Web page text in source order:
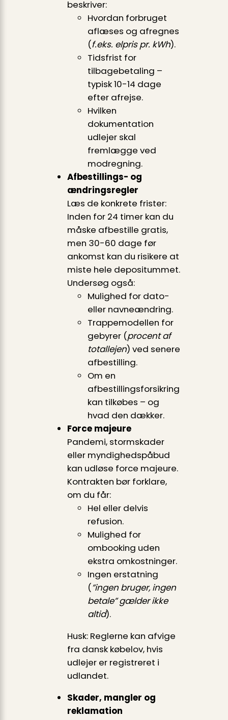
beskriver:
Hvordan forbruget
aflæses og afregnes
(f.eks. elpris pr. kWh).
Tidsfrist for
tilbagebetaling –
typisk 10-14 dage
efter afrejse.
Hvilken
dokumentation
udlejer skal
fremlægge ved
modregning.
Afbestillings- og
ændringsregler
Læs de konkrete frister:
Inden for 24 timer kan du
måske afbestille gratis,
men 30-60 dage før
ankomst kan du risikere at
miste hele depositummet.
Undersøg også:
Mulighed for dato-
eller navneændring.
Trappemodellen for
gebyrer (procent af
totallejen) ved senere
afbestilling.
Om en
afbestillingsforsikring
kan tilkøbes – og
hvad den dækker.
Force majeure
Pandemi, stormskader
eller myndighedspåbud
kan udløse force majeure.
Kontrakten bør forklare,
om du får:
Hel eller delvis
refusion.
Mulighed for
ombooking uden
ekstra omkostninger.
Ingen erstatning
(”ingen bruger, ingen
betale” gælder ikke
altid).
Husk: Reglerne kan afvige
fra dansk købelov, hvis
udlejer er registreret i
udlandet.
Skader, mangler og
reklamation